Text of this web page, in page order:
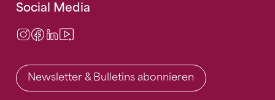
Social Media
Instagram
Facebook
LinkedIn
Newsletter & Bulletins abonnieren